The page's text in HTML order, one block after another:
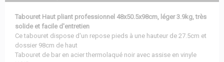
Tabouret Haut pliant professionnel 48x50.5x98cm, léger 3.9kg, très
solide et facile d'entretien
Ce tabouret dispose d'un repose pieds à une hauteur de 27.5cm et
dossier 98cm de haut
Tabouret de bar en acier thermolaqué noir avec assise en vinyle